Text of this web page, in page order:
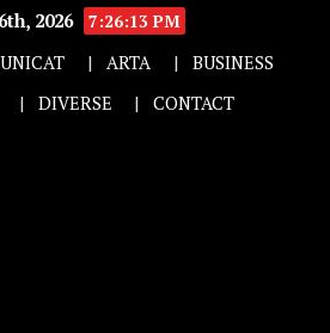
2026
7:26:14 PM
ARTA
BUSINESS
DIVERSE CONTACT